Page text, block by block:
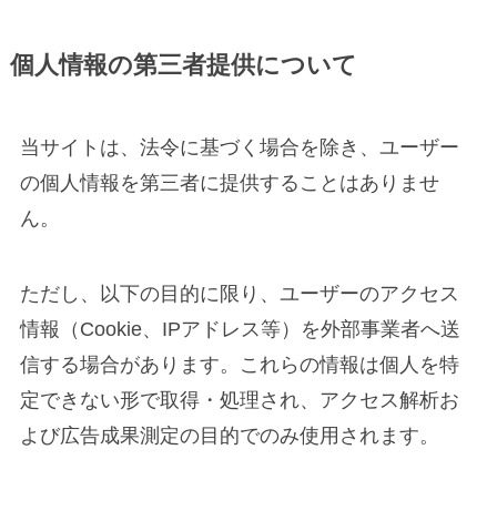
個人情報の第三者提供について
当サイトは、法令に基づく場合を除き、ユーザー
の個人情報を第三者に提供することはありませ
ん。
ただし、以下の目的に限り、ユーザーのアクセス
情報（Cookie、IPアドレス等）を外部事業者へ送
信する場合があります。これらの情報は個人を特
定できない形で取得・処理され、アクセス解析お
よび広告成果測定の目的でのみ使用されます。